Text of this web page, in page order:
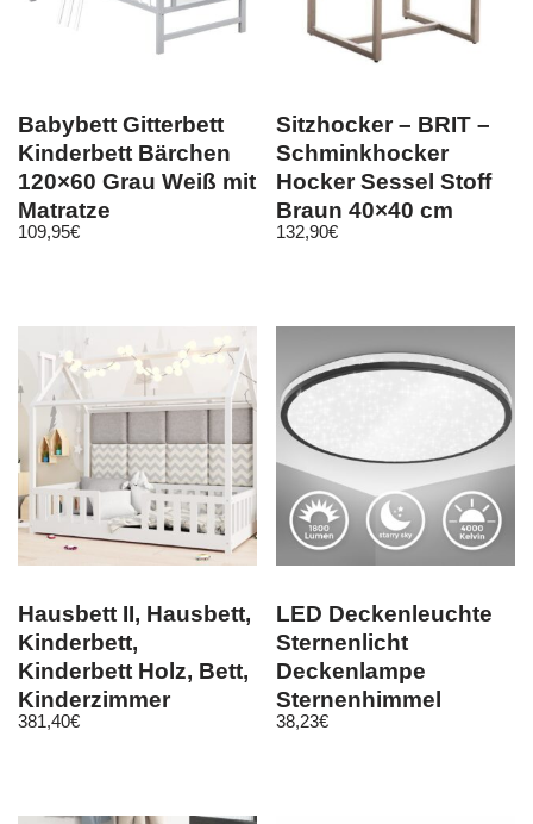
Babybett Gitterbett
Kinderbett Bärchen
120×60 Grau Weiß mit
Matratze
109,95€
Sitzhocker – BRIT –
Schminkhocker
Hocker Sessel Stoff
Braun 40×40 cm
132,90€
Hausbett II, Hausbett,
Kinderbett,
Kinderbett Holz, Bett,
Kinderzimmer
381,40€
LED Deckenleuchte
Sternenlicht
Deckenlampe
Sternenhimmel
indirekt 33cm
38,23€